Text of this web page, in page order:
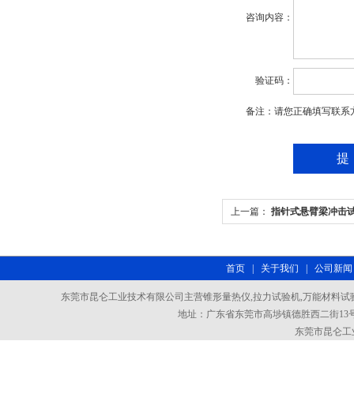
咨询内容：
验证码：
备注：请您正确填写联系
上一篇： 指针式悬臂梁冲击
首页| 关于我们 公司新闻
东莞市昆仑工业技术有限公司主营锥形量热仪,拉力试验机,万能材料
地址：广东省东莞市高埗镇德胜西二街13
东莞市昆仑